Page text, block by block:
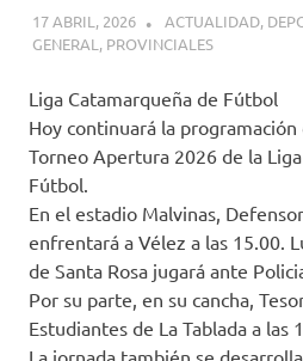
17 ABRIL, 2026 H P
ACTUALIDAD,
GENERAL , PROVINCIALES
Liga Catamarqueña de Fútbol
Hoy continuará la
Torneo Apertura 2026 de la
Fútbol.
En el estadio Malvinas,
enfrentará a Vélez a las 15.00.
de Santa Rosa jugará ante
Por su parte, en su cancha,
Estudiantes de La Tablada a las